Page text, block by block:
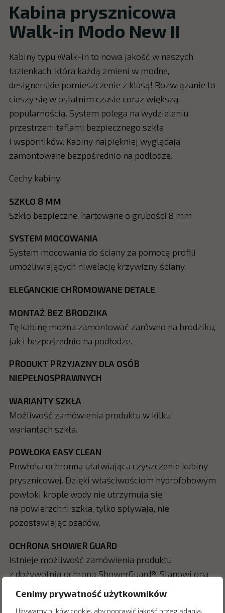
Cenimy prywatność użytkowników
Używamy plików cookie, aby poprawić jakość przeglądania,
Kabina prysznicowa
Walk-in Modo New II
Kabiny typu Walk-in to nowa jakość w naszych
łazienkach, która każdą zmieni w modne,
designerskie pomieszczenie z klasą! Rozwiązanie to
cieszy się w ostatnim czasie coraz większą
popularnością. System polega na wydzieleniu
przestrzeni taflami bezpiecznego szkła
i wsporników. Kabiny najpiękniej wyglądają
zamontowane bezpośrednio na podłodze.
Cechy kabiny:
SZKŁO 8 MM
Szkło bezpieczne, hartowane o grubości 8 mm
SYSTEM MOCOWANIA
System mocowania do ściany za pomocą profili
umożliwiających niwelację krzywizny ściany.
ELEGANCKIE CHROMOWANE DETALE
MONTAŻ BEZ BRODZIKA
Tę kabinę można zamontować zarówno na brodziku,
jak i bezpośrednio na podłodze.
PRODUKT PRZYJAZNY DLA OSÓB
NIEPEŁNOSPRAWNYCH
WARIANTY SZKŁA
Możliwość zamówienia produktu w kilku
wariantach szkła.
POWŁOKA EASY CLEAN
Powłoka ochronna ułatwiająca czyszczenie kabiny
prysznicowej. Dzięki właściwościom hydrofobowym
powłoki krople wody nie utrzymują się
na powierzchni szkła, tylko spływają, nie
pozostawiając osadów.
OCHRONA SHOWER GUARD
Istnieje możliwość zamówienia produktu
z dożywotnią ochroną ShowerGuard®. Stanowi ona
integralną część szkła, tworząc dzięki temu ochronę
nie wymagającą odświeżania.